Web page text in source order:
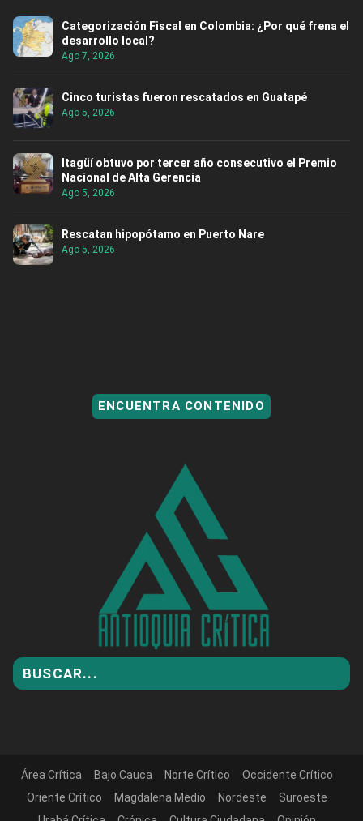
Categorización Fiscal en Colombia: ¿Por qué frena el
desarrollo local?
Ago 7, 2026
Cinco turistas fueron rescatados en Guatapé
Ago 5, 2026
Itagüí obtuvo por tercer año consecutivo el Premio
Nacional de Alta Gerencia
Ago 5, 2026
Rescatan hipopótamo en Puerto Nare
Ago 5, 2026
ENCUENTRA CONTENIDO
Área Crítica Bajo Cauca Norte Crítico
Occidente Crítico
Oriente Crítico
Magdalena Medio Nordeste
Suroeste